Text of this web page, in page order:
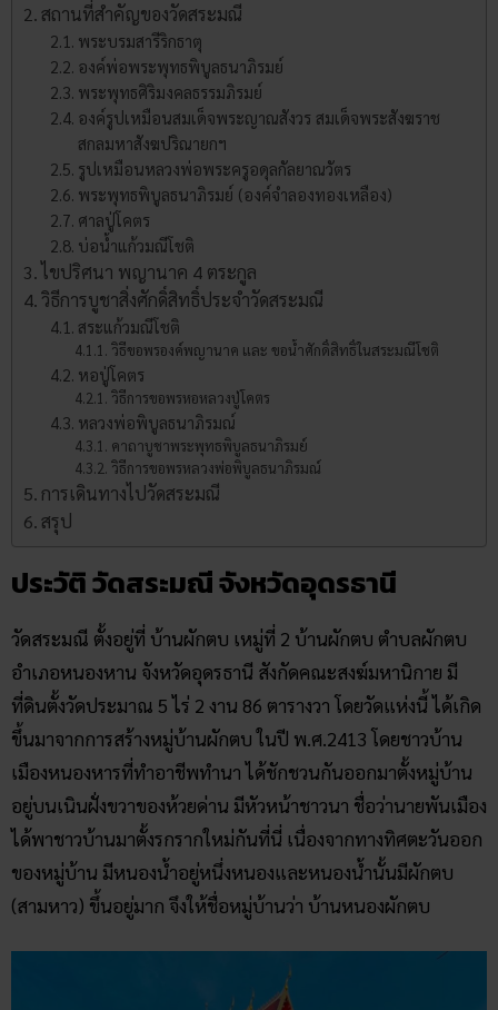
สถานที่สำคัญของวัดสระมณี
พระบรมสารีริกธาตุ
องค์พ่อพระพุทธพิบูลธนาภิรมย์
พระพุทธศิริมงคลธรรมภิรมย์
องค์รูปเหมือนสมเด็จพระญาณสังวร สมเด็จพระสังฆราช
สกลมหาสังฆปริณายกฯ
รูปเหมือนหลวงพ่อพระครูอดุลกัลยาณวัตร
พระพุทธพิบูลธนาภิรมย์ (องค์จำลองทองเหลือง)
ศาลปู่โคตร
บ่อน้ำแก้วมณีโชติ
ไขปริศนา พญานาค 4 ตระกูล
วิธีการบูชาสิ่งศักดิ์สิทธิ์ประจำวัดสระมณี
สระแก้วมณีโชติ
วิธีขอพรองค์พญานาค และ ขอน้ำศักดิ์สิทธิ์ในสระมณีโชติ
หอปู่โคตร
วิธีการขอพรหอหลวงปู่โคตร
หลวงพ่อพิบูลธนาภิรมณ์
คาถาบูชาพระพุทธพิบูลธนาภิรมย์
วิธีการขอพรหลวงพ่อพิบูลธนาภิรมณ์
การเดินทางไปวัดสระมณี
สรุป
ประวัติ วัดสระมณี จังหวัดอุดรธานี
วัดสระมณี ตั้งอยู่ที่ บ้านผักตบ เหมู่ที่ 2 บ้านผักตบ ตำบลผักตบ
อำเภอหนองหาน จังหวัดอุดรธานี สังกัดคณะสงฆ์มหานิกาย มี
ที่ดินตั้งวัดประมาณ 5 ไร่ 2 งาน 86 ตารางวา โดยวัดแห่งนี้ ได้เกิด
ขึ้นมาจากการสร้างหมู่บ้านผักตบ ในปี พ.ศ.2413 โดยชาวบ้าน
เมืองหนองหารที่ทำอาชีพทำนา ได้ชักชวนกันออกมาตั้งหมู่บ้าน
อยู่บนเนินฝั่งขวาของห้วยด่าน มีหัวหน้าชาวนา ชื่อว่านายพันเมือง
ได้พาชาวบ้านมาตั้งรกรากใหม่กันที่นี่ เนื่องจากทางทิศตะวันออก
ของหมู่บ้าน มีหนองน้ำอยู่หนึ่งหนองและหนองน้ำนั้นมีผักตบ
(สามหาว) ขึ้นอยู่มาก จึงให้ชื่อหมู่บ้านว่า บ้านหนองผักตบ